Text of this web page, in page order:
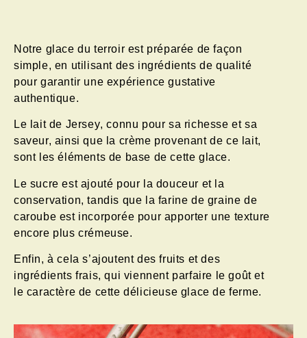
Notre glace du terroir est préparée de façon
simple, en utilisant des ingrédients dequalité
pour garantir une expérience gustative
authentique.
Le laitde Jersey, connu pour sa richesse et sa
saveur, ainsi que la crème provenant de ce lait,
sont les éléments de base de cette glace.
Le sucre est ajouté pour la douceur et la
conservation, tandis que la farine de graine de
caroube est incorporée pour apporter une texture
encore plus crémeuse.
Enfin, à cela s’ajoutent desfruits et des
ingrédients frais, qui viennent parfaire legoûtet
le caractère de cette délicieuse glace de ferme.